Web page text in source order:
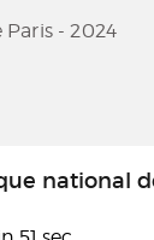
- 2024
national